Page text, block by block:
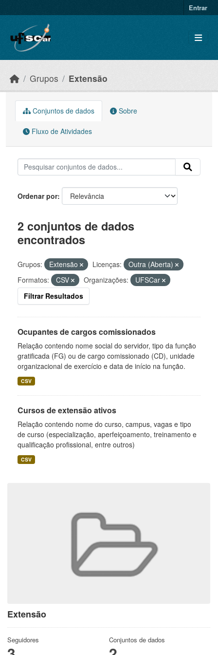
Entrar
Grupos Extensão
Extensão
Seguidores Conjuntos de dados
Conjuntos de dados Sobre
Fluxo de Atividades
Ordenar por
2 conjuntos de dados
encontrados
Grupos: Extensão Licenças:
Outra (Aberta)
Formatos:
CSV Organizações:
UFSCar
Filtrar Resultados
Ocupantes de cargos comissionados
Relação contendo nome social do servidor, tipo da função
gratificada (FG) ou de cargo comissionado (CD), unidade
organizacional de exercício e data de início na função.
CSV
Cursos de extensão ativos
Relação contendo nome do curso, campus, vagas e tipo
de curso (especialização, aperfeiçoamento, treinamento e
qualificação profissional, entre outros)
CSV